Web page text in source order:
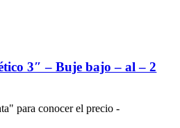
3″ – Buje bajo – al – 2
para conocer el precio -